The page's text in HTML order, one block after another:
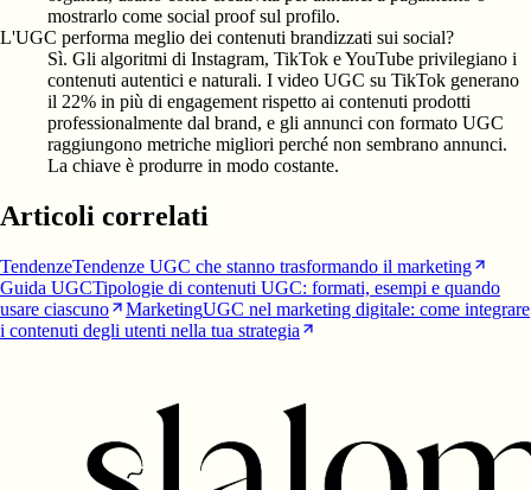
mostrarlo come social proof sul profilo.
L'UGC performa meglio dei contenuti brandizzati sui social?
Sì. Gli algoritmi di Instagram, TikTok e YouTube privilegiano i
contenuti autentici e naturali. I video UGC su TikTok generano
il 22% in più di engagement rispetto ai contenuti prodotti
professionalmente dal brand, e gli annunci con formato UGC
raggiungono metriche migliori perché non sembrano annunci.
La chiave è produrre in modo costante.
Articoli correlati
TendenzeTendenze UGC che stanno trasformando il marketing
Guida UGCTipologie di contenuti UGC: formati, esempi e quando
usare ciascuno
MarketingUGC nel marketing digitale: come integrare
i contenuti degli utenti nella tua strategia